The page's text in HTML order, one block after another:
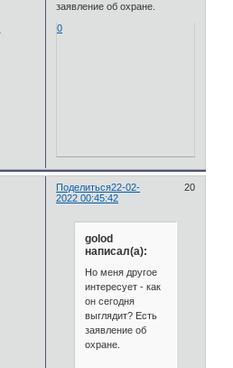
заявление об охране.
0
Поделиться 20
22-02-
2022 00:45:42
golod
написал(а):
Но меня другое
интересует - как
он сегодня
выглядит? Есть
заявление об
охране.